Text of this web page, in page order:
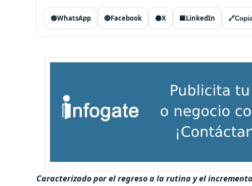
🟢WhatsApp 🔵Facebook ⚫X 🟦LinkedIn 🔗
Caracterizado por el regreso a la rutina y el